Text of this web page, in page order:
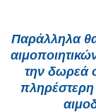
Παράλληλα
την δωρεά